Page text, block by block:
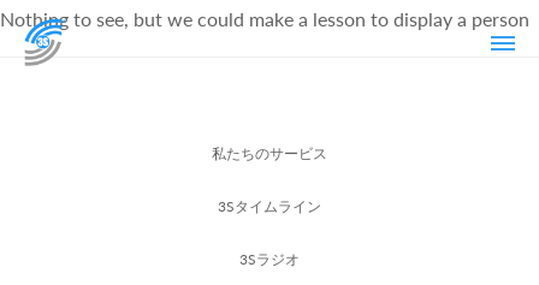
Nothing to see, but we could make a lesson to display a person
私たちのサービス
3Sタイムライン
3Sラジオ